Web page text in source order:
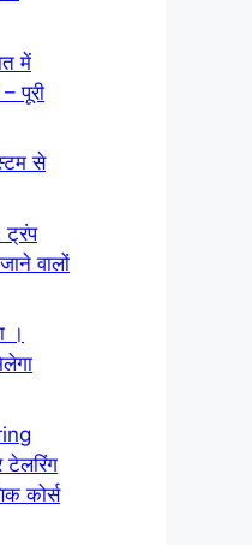
में
पूरी
से
वालों
।
कोर्स